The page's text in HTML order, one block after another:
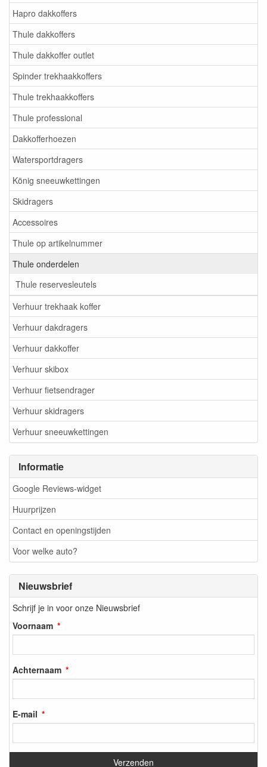
Hapro dakkoffers
Thule dakkoffers
Thule dakkoffer outlet
Spinder trekhaakkoffers
Thule trekhaakkoffers
Thule professional
Dakkofferhoezen
Watersportdragers
König sneeuwkettingen
Skidragers
Accessoires
Thule op artikelnummer
Thule onderdelen
Thule reservesleutels
Verhuur trekhaak koffer
Verhuur dakdragers
Verhuur dakkoffer
Verhuur skibox
Verhuur fietsendrager
Verhuur skidragers
Verhuur sneeuwkettingen
Informatie
Google Reviews-widget
Huurprijzen
Contact en openingstijden
Voor welke auto?
Nieuwsbrief
Schrijf je in voor onze Nieuwsbrief
Voornaam
Achternaam
E-mail